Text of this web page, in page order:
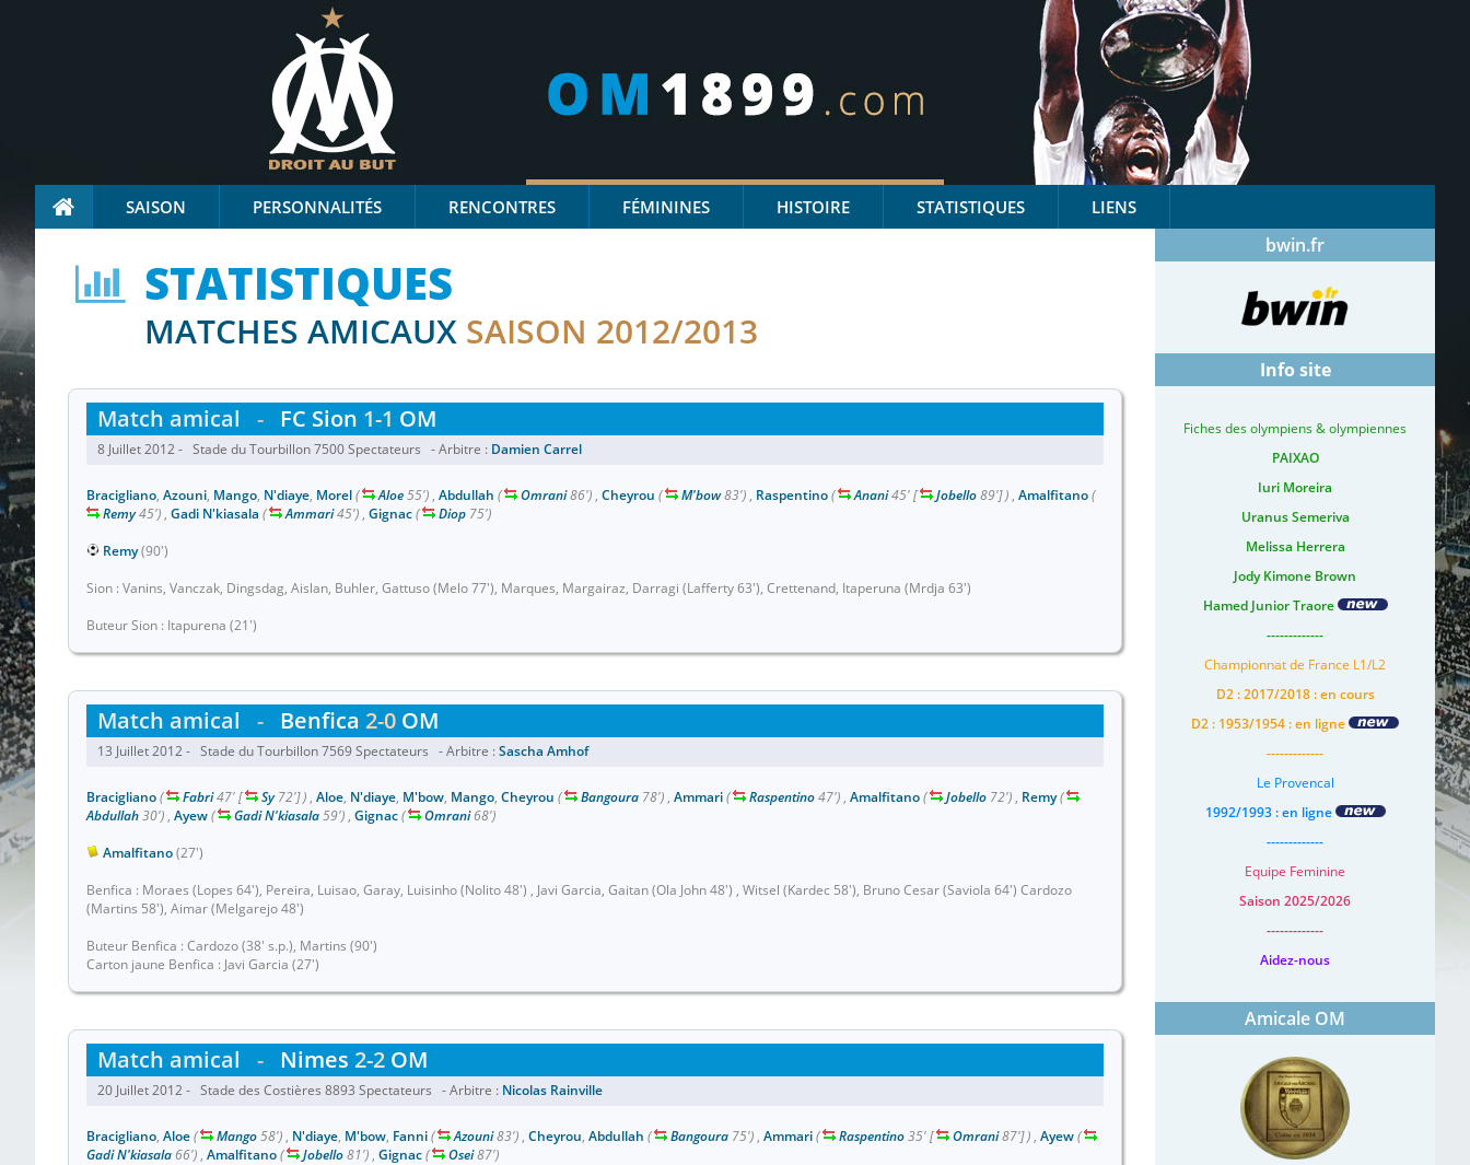
SAISON PERSONNALITÉS RENCONTRES FÉMININES HISTOIRE STATISTIQUES LIENS
STATISTIQUES
MATCHES AMICAUX SAISON 2012/2013
Match amical - FC Sion 1-1 OM
8 Juillet 2012 - Stade du Tourbillon 7500 Spectateurs - Arbitre : Damien Carrel
Bracigliano, Azouni, Mango, N'diaye, Morel( Aloe55') , Abdullah ( Omrani86') , Cheyrou ( M'bow83') , Raspentino( Anani45'[ Jobello89']) , Amalfitano(
Remy45') , Gadi N'kiasala ( Ammari45') , Gignac( Diop 75')
Remy(90')
Sion : Vanins, Vanczak, Dingsdag, Aislan, Buhler, Gattuso (Melo 77'), Marques, Margairaz, Darragi (Lafferty 63'), Crettenand, Itaperuna (Mrdja 63')
Buteur Sion : Itapurena (21')
Match amical - Benfica 2-0 OM
13 Juillet 2012 - Stade du Tourbillon 7569 Spectateurs - Arbitre :Sascha Amhof
Bracigliano( Fabri47'[ Sy72']) , Aloe, N'diaye, M'bow, Mango, Cheyrou ( Bangoura 78') , Ammari( Raspentino47') , Amalfitano( Jobello 72') , Remy(
Abdullah30') , Ayew( Gadi N'kiasala59') , Gignac( Omrani68')
Amalfitano(27')
Benfica : Moraes (Lopes 64'), Pereira, Luisao, Garay, Luisinho (Nolito 48') , Javi Garcia, Gaitan (Ola John 48') , Witsel (Kardec 58'), Bruno Cesar (Saviola 64') Cardozo
(Martins 58'), Aimar (Melgarejo 48')
Buteur Benfica : Cardozo (38' s.p.), Martins (90')
Carton jaune Benfica : Javi Garcia (27')
Match amical - Nimes 2-2 OM
20 Juillet 2012 - Stade des Costières 8893 Spectateurs - Arbitre : Nicolas Rainville
Bracigliano, Aloe( Mango58') , N'diaye, M'bow, Fanni( Azouni83') , Cheyrou, Abdullah ( Bangoura 75') , Ammari( Raspentino35'[ Omrani87']) , Ayew(
Gadi N'kiasala66') , Amalfitano( Jobello81') , Gignac( Osei87')
bwin.fr
Info site
Fiches des olympiens & olympiennes
PAIXAO
Iuri Moreira
Uranus Semeriva
Melissa Herrera
Jody Kimone Brown
Hamed Junior Traore
-------------
Championnat de France L1/L2
D2 : 2017/2018 : en cours
D2 : 1953/1954 : en ligne
-------------
Le Provencal
1992/1993 : en ligne
-------------
Equipe Feminine
Saison 2025/2026
-------------
Aidez-nous
Amicale OM